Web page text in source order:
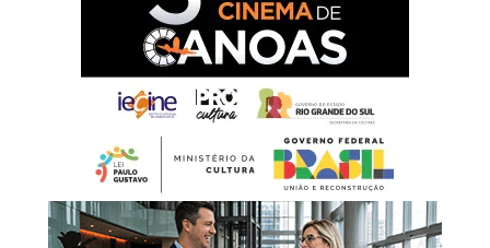
casamento, com averbações, se for o caso);
Documento de identificação com foto do procurador
(quando houver);
Laudo médico com CID-10 (se houver caso de pessoa com
deficiência/microcefalia);
Comprovante de recebimento de BPC (se houver);
Comprovante de residência;
Boletim de ocorrência (para casos enquadrados na Lei
Maria da Penha); – Folha resumo do CadÚnico
atualizada.